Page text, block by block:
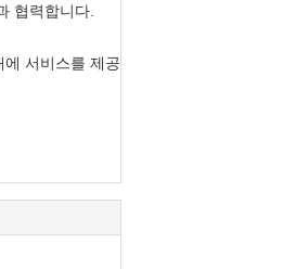
협력합니다.
서비스를 제공